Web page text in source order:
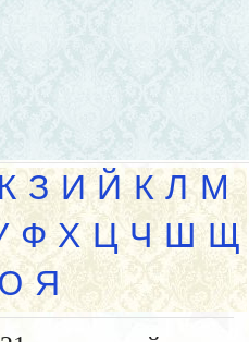
З И Й К Л М
Ф Х Ц Ч Ш Щ
Я